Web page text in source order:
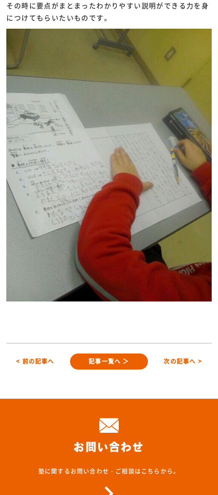
その時に要点がまとまったわかりやすい説明ができる力を身
につけてもらいたいものです。
< 前の記事へ 記事一覧へ ＞ 次の記事へ >
お問い合わせ
塾に関するお問い合わせ・ご相談はこちらから。